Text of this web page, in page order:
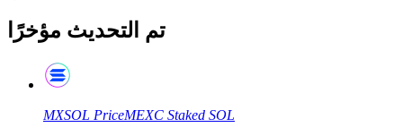
العقود الآجلة USDT
تم التحديث مؤخرًا
MXSOL PriceMEXC Staked SOL